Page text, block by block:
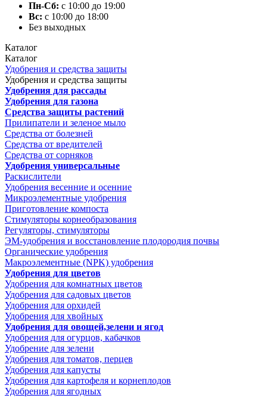
Пн-Сб: с 10:00 до 19:00
Вс: с 10:00 до 18:00
Без выходных
Каталог
Каталог
Удобрения и средства защиты
Удобрения и средства защиты
Удобрения для рассады
Удобрения для газона
Средства защиты растений
Прилипатели и зеленое мыло
Средства от болезней
Средства от вредителей
Средства от сорняков
Удобрения универсальные
Раскислители
Удобрения весенние и осенние
Микроэлементные удобрения
Приготовление компоста
Стимуляторы корнеобразования
Регуляторы, стимуляторы
ЭМ-удобрения и восстановление плодородия почвы
Органические удобрения
Макроэлементные (NPK) удобрения
Удобрения для цветов
Удобрения для комнатных цветов
Удобрения для садовых цветов
Удобрения для орхидей
Удобрения для хвойных
Удобрения для овощей,зелени и ягод
Удобрения для огурцов, кабачков
Удобрение для зелени
Удобрения для томатов, перцев
Удобрения для капусты
Удобрения для картофеля и корнеплодов
Удобрения для ягодных